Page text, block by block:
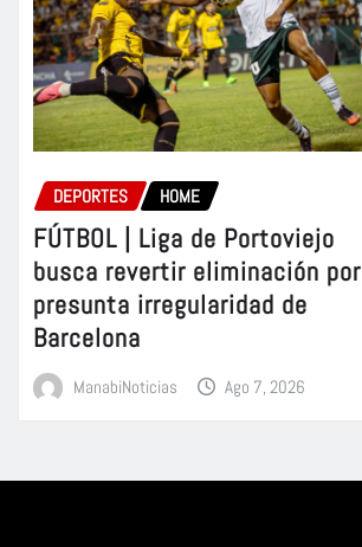
DEPORTES HOME
FÚTBOL | Liga de Portoviejo
busca revertir eliminación por
presunta irregularidad de
Barcelona
ManabiNoticias Ago 7, 2026